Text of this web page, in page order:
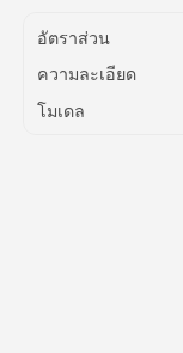
ราคา
อัตราส่วน
ความละเอียด
โมเดล